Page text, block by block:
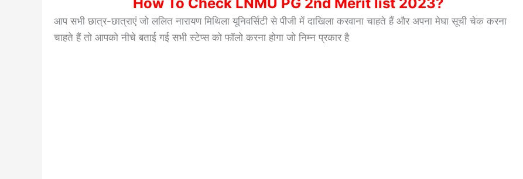
आप सभी छात्र-छात्राएं जो ललित नारायण मिथिला यूनिवर्सिटी से पीजी में दाखिला करवाना चाहते हैं और अपना मेघा सूची चेक करना
चाहते हैं तो आपको नीचे बताई गई सभी स्टेप्स को फॉलो करना होगा जो निम्न प्रकार है